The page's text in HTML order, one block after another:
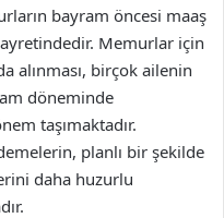
bayram öncesi maaş
Memurlar için
alınması, birçok ailenin
döneminde
taşımaktadır.
planlı bir şekilde
daha huzurlu